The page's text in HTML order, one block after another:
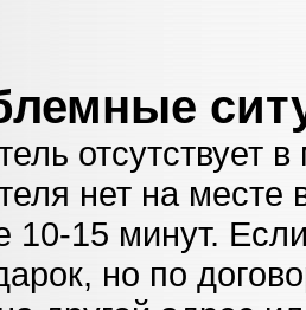
отсутствует
нет на месте
10-15 минут.
но по